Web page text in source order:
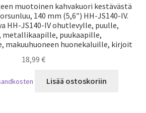
muotoinen kahvakuori kestävästä
140 mm (5,6″) HH-JS140-IV.
HH-JS140-IV ohutlevylle, puulle,
puukaapille,
huonekaluille, kirjoit
18,99 €
Lisää ostoskoriin